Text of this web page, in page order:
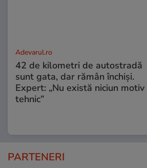
Adevarul.ro
42 de kilometri de autostradă
sunt gata, dar rămân închiși.
Expert: „Nu există niciun motiv
tehnic”
PARTENERI